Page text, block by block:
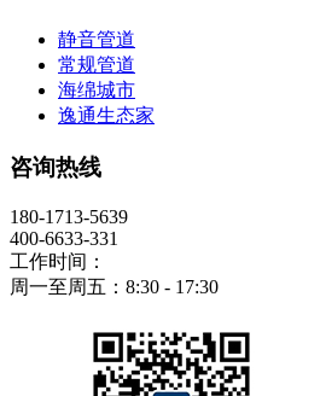
静音管道
常规管道
海绵城市
逸通生态家
咨询热线
180-1713-5639
400-6633-331
工作时间：
周一至周五：8:30 - 17:30